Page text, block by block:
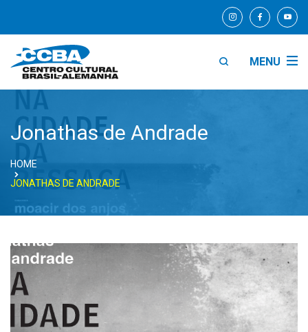
MENU
Jonathas de Andrade
HOME
JONATHAS DE ANDRADE